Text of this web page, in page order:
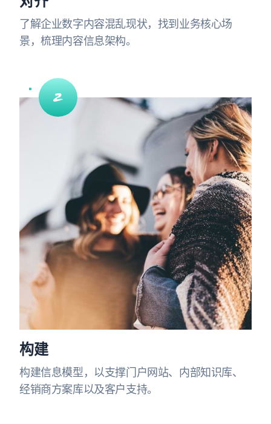
了解企业数字内容混乱现状，找到业务核心场
景，梳理内容信息架构。
构建
构建信息模型，以支撑门户网站、内部知识库、
经销商方案库以及客户支持。